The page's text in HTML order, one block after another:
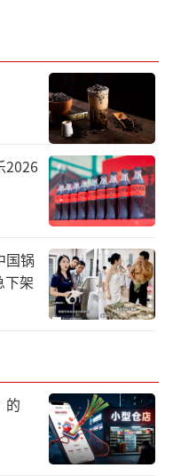
动散户、其他类
市交易。
度末，A股市场被
亿元，占比为4
。其中，被动公募
（相当于全A自由
期主动公募基金的
2026
国锅
架
的